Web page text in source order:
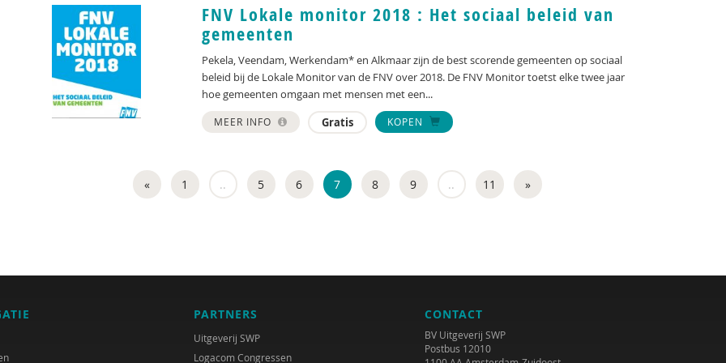
FNV Lokale monitor 2018 : Het sociaal beleid van
gemeenten
Pekela, Veendam, Werkendam* en Alkmaar zijn de best scorende gemeenten op sociaal
beleid bij de Lokale Monitor van de FNV over 2018. De FNV Monitor toetst elke twee jaar
hoe gemeenten omgaan met mensen met een...
MEER INFO Gratis KOPEN
« 1 .. 5 6 7 8 9 .. 11 »
PARTNERS
Uitgeverij SWP
Logacom Congressen
CONTACT
BV Uitgeverij SWP
Postbus 12010